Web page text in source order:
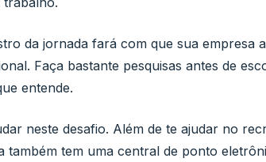
da jornada fará com que sua empresa
Faça bastante pesquisas antes de
entende.
neste desafio. Além de te ajudar no
também tem uma central de ponto